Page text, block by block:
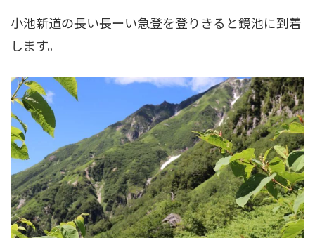
小池新道の長い長ーい急登を登りきると鏡池に到着
します。